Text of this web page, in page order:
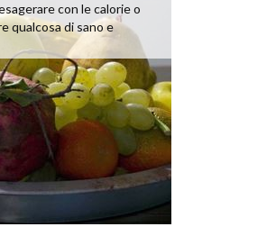
con le calorie o
qualcosa di sano e